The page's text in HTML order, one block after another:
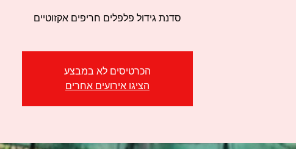
סדנת גידול פלפלים חריפים אקזוטיים
הכרטיסים לא במבצע
הציגו אירועים אחרים